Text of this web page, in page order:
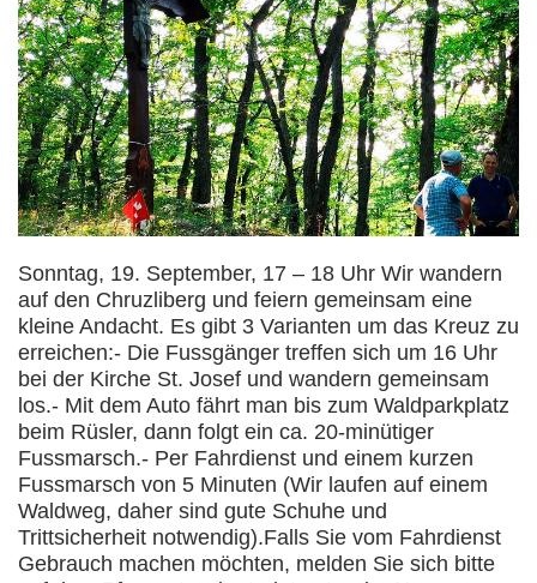
Sonntag, 19. September, 17 – 18 Uhr Wir wandern
auf den Chruzliberg und feiern gemeinsam eine
kleine Andacht. Es gibt 3 Varianten um das Kreuz zu
erreichen:- Die Fussgänger treffen sich um 16 Uhr
bei der Kirche St. Josef und wandern gemeinsam
los.- Mit dem Auto fährt man bis zum Waldparkplatz
beim Rüsler, dann folgt ein ca. 20-minütiger
Fussmarsch.- Per Fahrdienst und einem kurzen
Fussmarsch von 5 Minuten (Wir laufen auf einem
Waldweg, daher sind gute Schuhe und
Trittsicherheit notwendig).Falls Sie vom Fahrdienst
Gebrauch machen möchten, melden Sie sich bitte